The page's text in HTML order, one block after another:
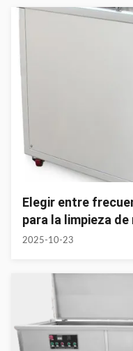
Elegir entre
para la limpieza
2025-10-23